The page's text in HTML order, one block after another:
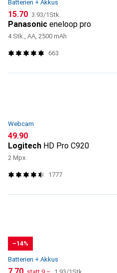
Batterien + Akkus
CHF
15.70 CHF
3.93/1Stk.
Panasonic eneloop pro
4 Stk., AA, 2500 mAh
663
Webcam
CHF
49.90
Logitech HD Pro C920
2 Mpx
1777
−14%
Batterien + Akkus
CHF CHF